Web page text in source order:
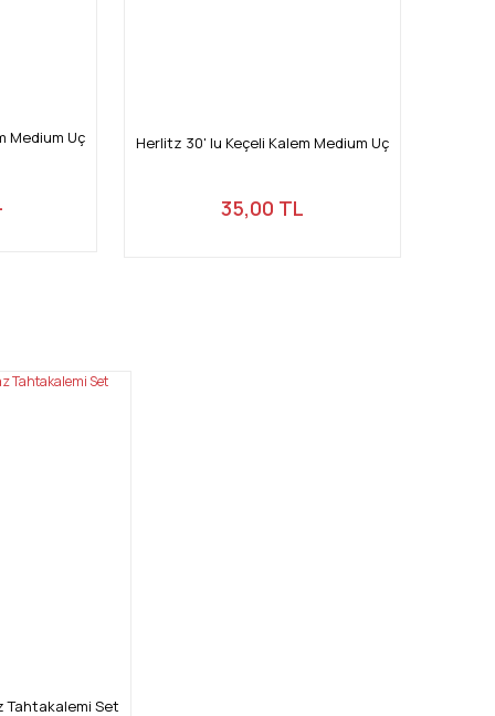
Medium Uç Herlitz 30' lu Keçeli Kalem Medium Uç
35,00 TL
Tahtakalemi Set